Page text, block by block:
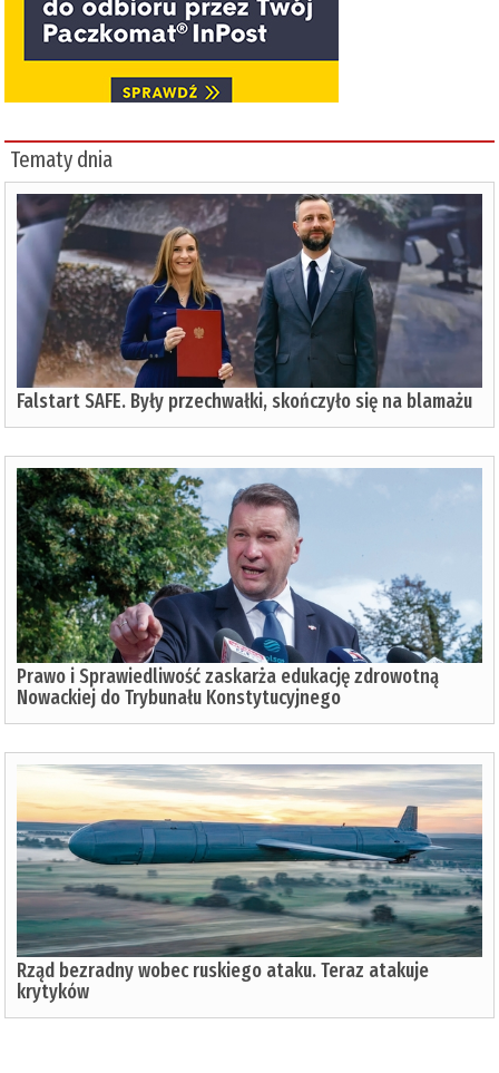
Tematy dnia
Falstart SAFE. Były przechwałki, skończyło się na blamażu
Prawo i Sprawiedliwość zaskarża edukację zdrowotną
Nowackiej do Trybunału Konstytucyjnego
Rząd bezradny wobec ruskiego ataku. Teraz atakuje
krytyków